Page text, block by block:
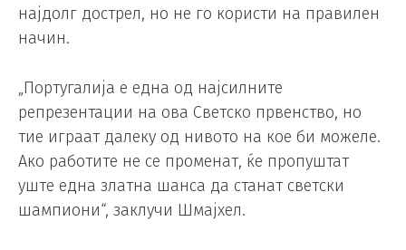
најдолг дострел, но не го користи на правилен
начин.
„Португалија е една од најсилните
репрезентации на ова Светско првенство, но
тие играат далеку од нивото на кое би можеле.
Ако работите не се променат, ќе пропуштат
уште една златна шанса да станат светски
шампиони“, заклучи Шмајхел.